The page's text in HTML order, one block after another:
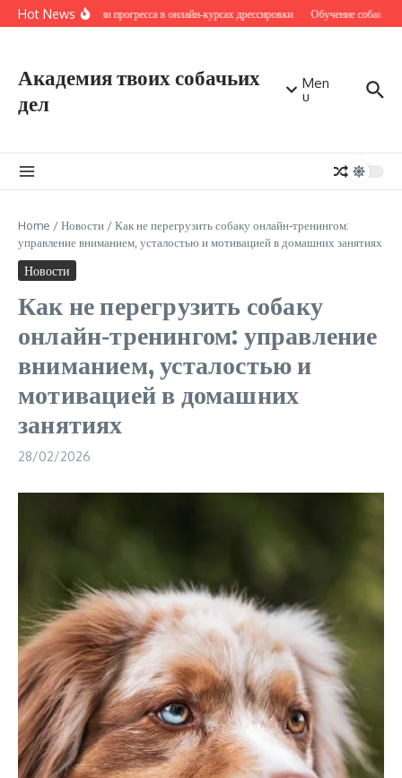
Перейти к содержанию
Hot NewsКритерии прогресса в онлайн‑курсах дрессировки Обучение собак
Академия твоих собачьих
дел
Men
u
Home /Новости /Как не перегрузить собаку онлайн‑тренингом:
управление вниманием, усталостью и мотивацией в домашних занятиях
Новости
Как не перегрузить собаку
онлайн‑тренингом: управление
вниманием, усталостью и
мотивацией в домашних
занятиях
28/02/2026